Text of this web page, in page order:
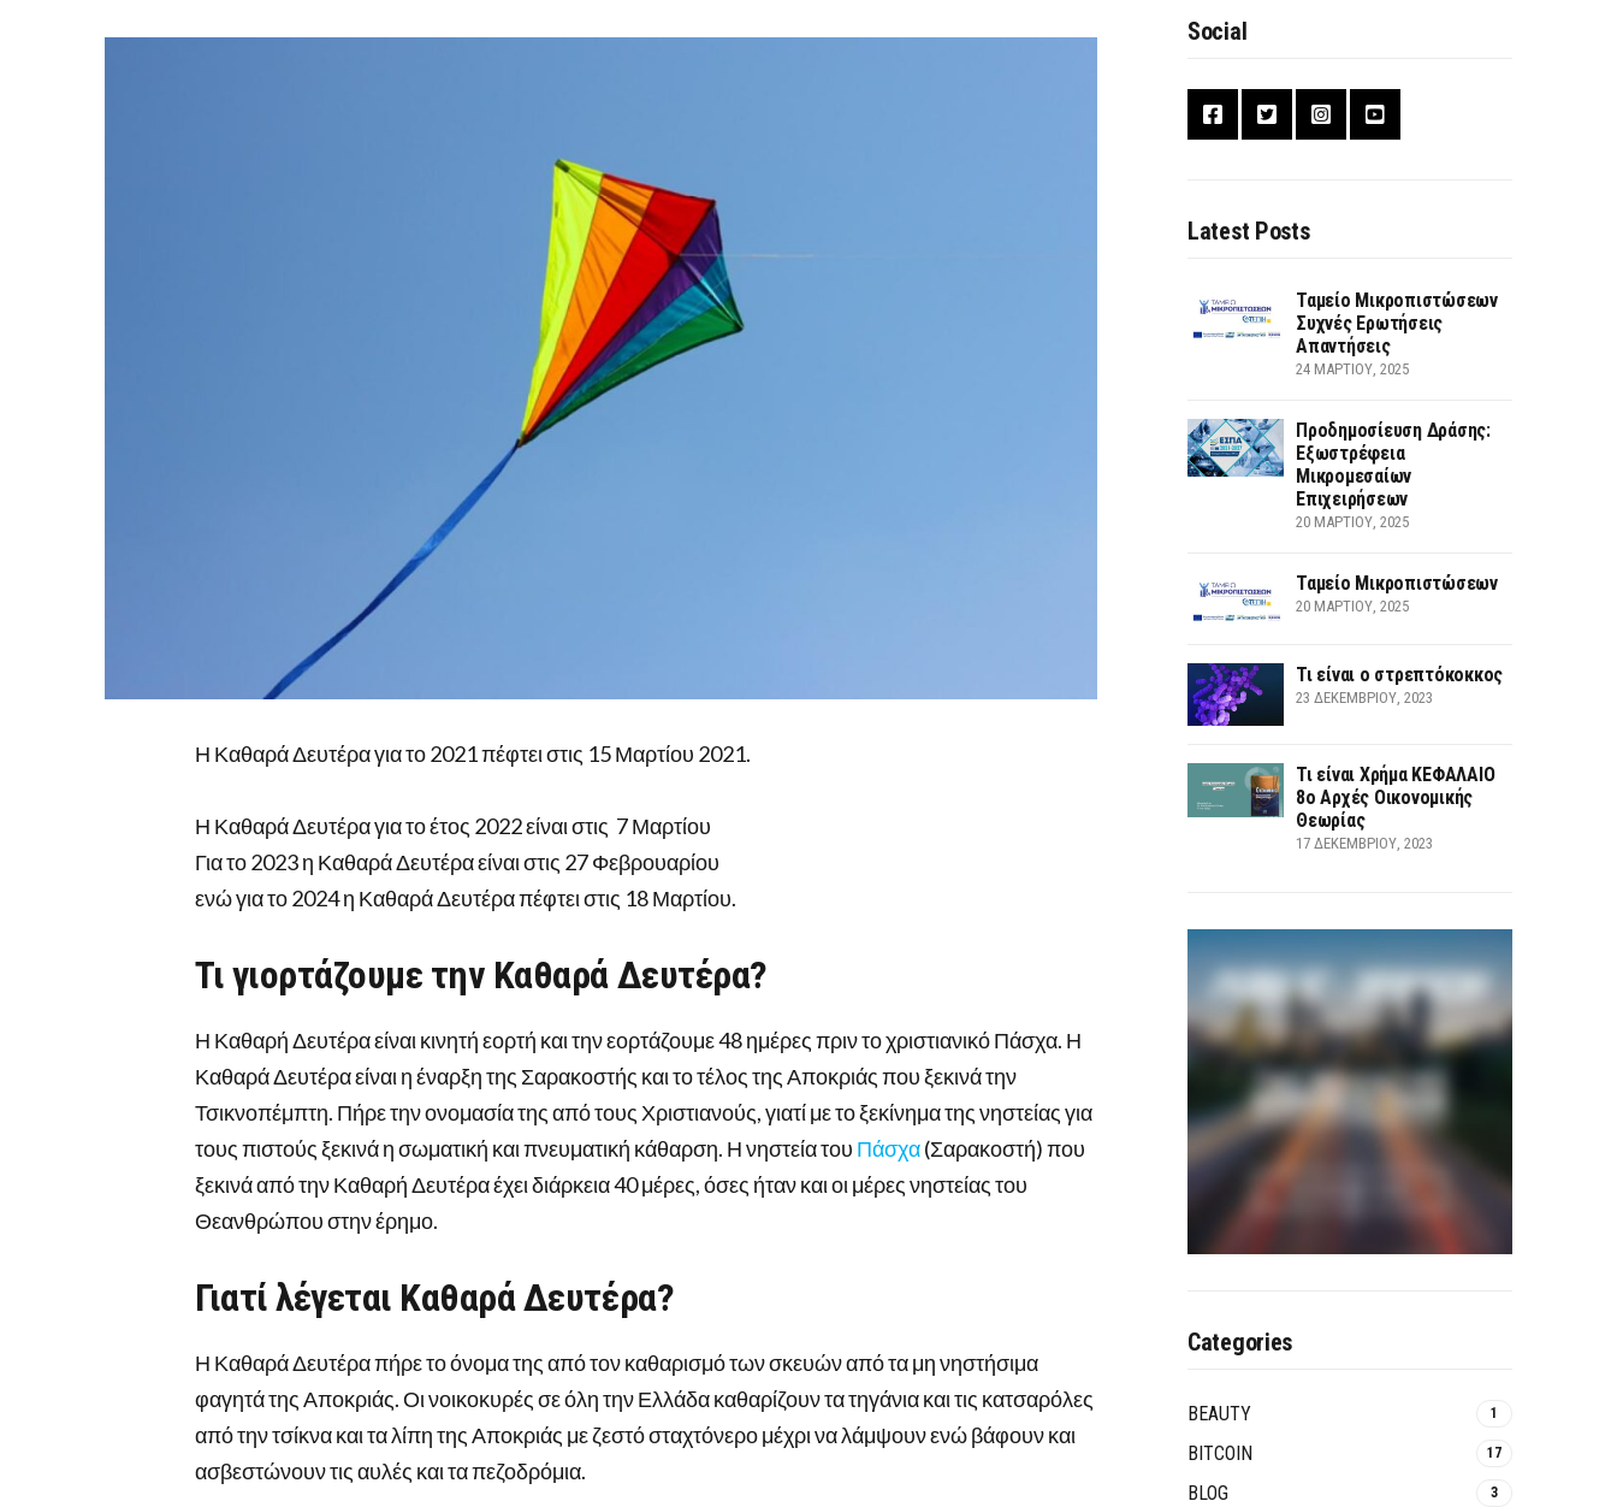
Η Καθαρά Δευτέρα για το 2021 πέφτει στις 15 Μαρτίου 2021.
Η Καθαρά Δευτέρα για το έτος 2022 είναι στις 7 Μαρτίου
Για το 2023 η Καθαρά Δευτέρα είναι στις 27 Φεβρουαρίου
ενώ για το 2024 η Καθαρά Δευτέρα πέφτει στις 18 Μαρτίου.
Τι γιορτάζουμε την Καθαρά Δευτέρα?
Η Καθαρή Δευτέρα είναι κινητή εορτή και την εορτάζουμε 48 ημέρες πριν το χριστιανικό Πάσχα. Η
Καθαρά Δευτέρα είναι η έναρξη της Σαρακοστής και το τέλος της Αποκριάς που ξεκινά την
Τσικνοπέμπτη. Πήρε την ονομασία της από τους Χριστιανούς, γιατί με το ξεκίνημα της νηστείας για
τους πιστούς ξεκινά η σωματική και πνευματική κάθαρση. Η νηστεία του Πάσχα(Σαρακοστή) που
ξεκινά από την Καθαρή Δευτέρα έχει διάρκεια 40 μέρες, όσες ήταν και οι μέρες νηστείας του
Θεανθρώπου στην έρημο.
Γιατί λέγεται Καθαρά Δευτέρα?
Η Καθαρά Δευτέρα πήρε το όνομα της από τον καθαρισμό των σκευών από τα μη νηστήσιμα
φαγητά της Αποκριάς. Οι νοικοκυρές σε όλη την Ελλάδα καθαρίζουν τα τηγάνια και τις κατσαρόλες
από την τσίκνα και τα λίπη της Αποκριάς με ζεστό σταχτόνερο μέχρι να λάμψουν ενώ βάφουν και
ασβεστώνουν τις αυλές και τα πεζοδρόμια.
Social
Latest Posts
Ταμείο Μικροπιστώσεων
Συχνές Ερωτήσεις
Απαντήσεις
24 ΜΑΡΤΊΟΥ, 2025
Προδημοσίευση Δράσης:
Εξωστρέφεια
Μικρομεσαίων
Επιχειρήσεων
20 ΜΑΡΤΊΟΥ, 2025
Ταμείο Μικροπιστώσεων
20 ΜΑΡΤΊΟΥ, 2025
Τι είναι ο στρεπτόκοκκος
23 ΔΕΚΕΜΒΡΊΟΥ, 2023
Τι είναι Χρήμα ΚΕΦΑΛΑΙΟ
8ο Αρχές Οικονομικής
Θεωρίας
17 ΔΕΚΕΜΒΡΊΟΥ, 2023
Categories
BEAUTY 1
BITCOIN 17
BLOG 3